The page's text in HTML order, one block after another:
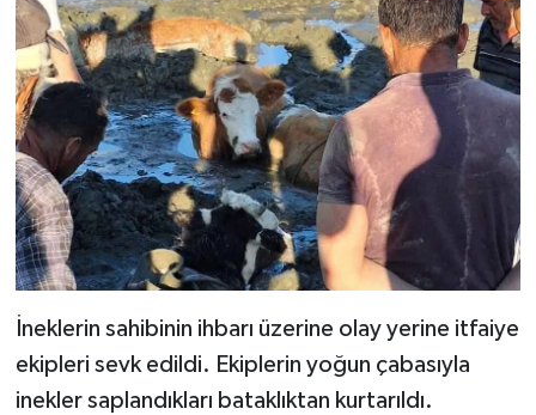
İneklerin sahibinin ihbarı üzerine olay yerine itfaiye
ekipleri sevk edildi. Ekiplerin yoğun çabasıyla
inekler saplandıkları bataklıktan kurtarıldı.